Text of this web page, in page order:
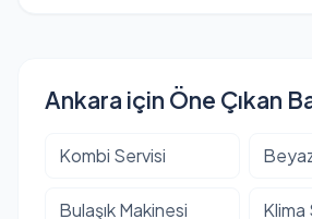
Ankara için Öne Çıkan
Kombi Servisi
Bulaşık Makinesi Klima